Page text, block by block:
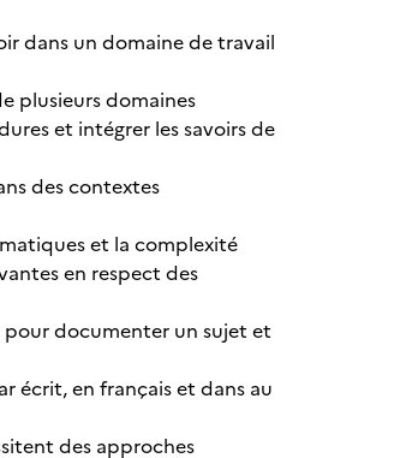
dans un domaine de travail
plusieurs domaines
et intégrer les savoirs de
des contextes
et la complexité
en respect des
pour documenter un sujet et
écrit, en français et dans au
des approches